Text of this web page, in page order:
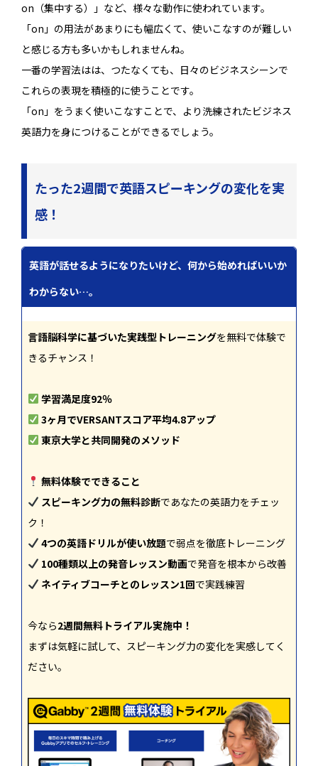
on（集中する）」など、様々な動作に使われています。
「on」の用法があまりにも幅広くて、使いこなすのが難しい
と感じる方も多いかもしれませんね。
一番の学習法はは、つたなくても、日々のビジネスシーンで
これらの表現を積極的に使うことです。
「on」をうまく使いこなすことで、より洗練されたビジネス
英語力を身につけることができるでしょう。
たった2週間で英語スピーキングの変化を実
感！
英語が話せるようになりたいけど、何から始めればいいか
わからない…。
言語脳科学に基づいた実践型トレーニングを無料で体験で
きるチャンス！
学習満足度92％
3ヶ月でVERSANTスコア平均4.8アップ
東京大学と共同開発のメソッド
無料体験でできること
スピーキング力の無料診断であなたの英語力をチェッ
ク！
4つの英語ドリルが使い放題で弱点を徹底トレーニング
100種類以上の発音レッスン動画で発音を根本から改善
ネイティブコーチとのレッスン1回で実践練習
今なら2週間無料トライアル実施中！
まずは気軽に試して、スピーキング力の変化を実感してく
ださい。